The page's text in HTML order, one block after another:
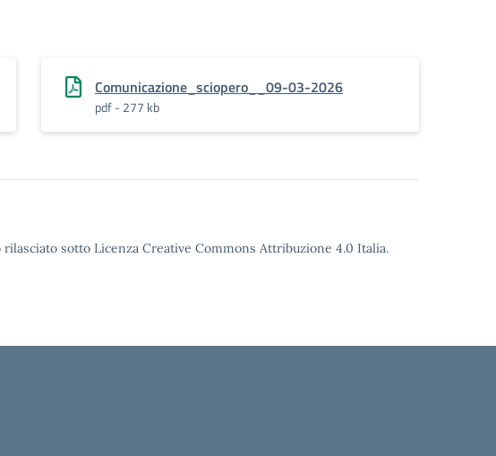
Comunicazione_sciopero__09-03-2026
pdf - 277 kb
sotto Licenza Creative Commons Attribuzione 4.0 Italia.